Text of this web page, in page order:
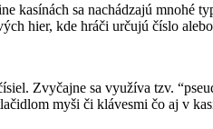
sa nachádzajú mnohé
hier, kde hráči určujú číslo
Zvyčajne sa využíva tzv.
myši či klávesmi čo aj v